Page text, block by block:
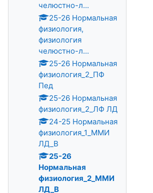
челюстно-л...
25-26 Нормальная
физиология,
физиология
челюстно-л...
25-26 Нормальная
физиология_2_ПФ
Пед
25-26 Нормальная
физиология_2_ЛФ ЛД
24-25 Нормальная
физиология_1_ММИ
ЛД_В
25-26
Нормальная
физиология_2_ММИ
ЛД_В